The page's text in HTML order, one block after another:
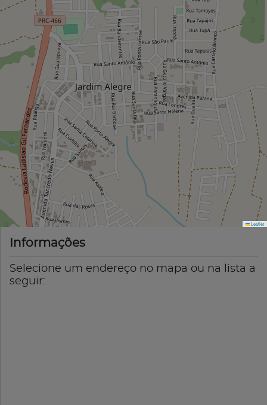
Leaflet
Informações
Selecione um endereço no mapa ou na lista a
seguir: